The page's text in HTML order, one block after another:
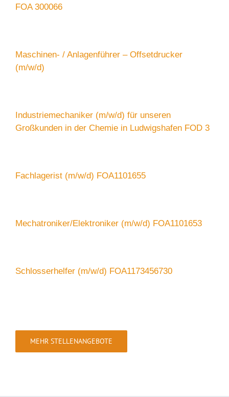
FOA 300066
Maschinen- / Anlagenführer – Offsetdrucker
(m/w/d)
Industriemechaniker (m/w/d) für unseren
Großkunden in der Chemie in Ludwigshafen FOD 3
Fachlagerist (m/w/d) FOA1101655
Mechatroniker/Elektroniker (m/w/d) FOA1101653
Schlosserhelfer (m/w/d) FOA1173456730
MEHR STELLENANGEBOTE